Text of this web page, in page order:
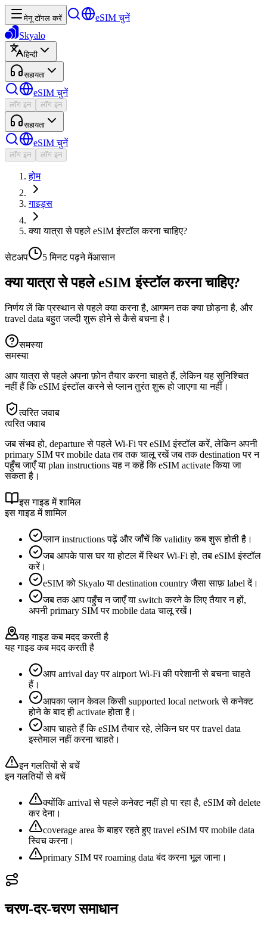
मेनू टॉगल करें
eSIM चुनें
Skyalo
हिन्दी
सहायता
eSIM चुनें
लॉग इन लॉग इन
सहायता
eSIM चुनें
लॉग इन लॉग इन
होम
गाइड्स
क्या यात्रा से पहले eSIM इंस्टॉल करना चाहिए?
सेटअप 5 मिनट पढ़ने मेंआसान
क्या यात्रा से पहले eSIM इंस्टॉल करना चाहिए?
निर्णय लें कि प्रस्थान से पहले क्या करना है, आगमन तक क्या छोड़ना है, और
travel data बहुत जल्दी शुरू होने से कैसे बचना है।
समस्या
समस्या
आप यात्रा से पहले अपना फ़ोन तैयार करना चाहते हैं, लेकिन यह सुनिश्चित
नहीं हैं कि eSIM इंस्टॉल करने से प्लान तुरंत शुरू हो जाएगा या नहीं।
त्वरित जवाब
त्वरित जवाब
जब संभव हो, departure से पहले Wi‑Fi पर eSIM इंस्टॉल करें, लेकिन अपनी
primary SIM पर mobile data तब तक चालू रखें जब तक destination पर न
पहुँच जाएँ या plan instructions यह न कहें कि eSIM activate किया जा
सकता है।
इस गाइड में शामिल
इस गाइड में शामिल
प्लान instructions पढ़ें और जाँचें कि validity कब शुरू होती है।
जब आपके पास घर या होटल में स्थिर Wi‑Fi हो, तब eSIM इंस्टॉल
करें।
eSIM को Skyalo या destination country जैसा साफ़ label दें।
जब तक आप पहुँच न जाएँ या switch करने के लिए तैयार न हों,
अपनी primary SIM पर mobile data चालू रखें।
यह गाइड कब मदद करती है
यह गाइड कब मदद करती है
आप arrival day पर airport Wi‑Fi की परेशानी से बचना चाहते
हैं।
आपका प्लान केवल किसी supported local network से कनेक्ट
होने के बाद ही activate होता है।
आप चाहते हैं कि eSIM तैयार रहे, लेकिन घर पर travel data
इस्तेमाल नहीं करना चाहते।
इन गलतियों से बचें
इन गलतियों से बचें
क्योंकि arrival से पहले कनेक्ट नहीं हो पा रहा है, eSIM को delete
कर देना।
coverage area के बाहर रहते हुए travel eSIM पर mobile data
स्विच करना।
primary SIM पर roaming data बंद करना भूल जाना।
चरण-दर-चरण समाधान